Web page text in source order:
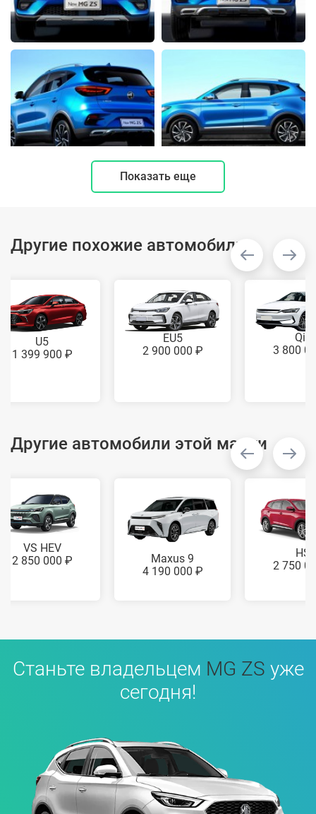
Показать еще
Другие похожие автомобили
U5
1 399 900 ₽
EU5
2 900 000 ₽
Qin
3 800
Другие автомобили этой марки
VS HEV
2 850 000 ₽
Maxus 9
4 190 000 ₽
HS
2 750
Станьте владельцем MG ZS уже
сегодня!